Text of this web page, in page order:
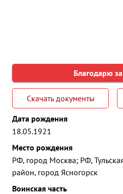
Благодарю
Скачать документы
Дата рождения
18.05.1921
Место рождения
РФ, город Москва; РФ,
район, город Ясногорск
Воинская часть